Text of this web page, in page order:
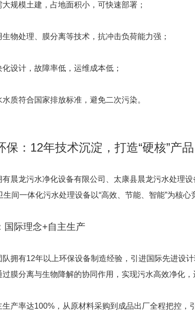
大规模土建，占地面积小，可快速部署；
生物处理、膜分离等技术，抗冲击负荷能力强；
化设计，故障率低，运维成本低；
水质符合国家排放标准，避免二次污染。
保：12年技术沉淀，打造“硬核”产品
有晨龙污水净化设备有限公司、太康县晨龙污水处理
间一体化污水处理设备以“高效、节能、智能”为核心
国际理念+自主生产
队拥有12年以上环保设备制造经验，引进国际先进设
过膜分离与生物降解的协同作用，实现污水高效净化
产率达100%，从原材料采购到成品出厂全程把控，